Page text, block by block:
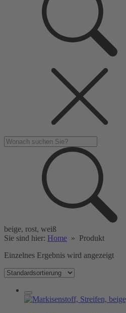
beige, rost, weiß
Sie sind hier: Home » Produkt
Einzelnes Ergebnis wird angezeigt